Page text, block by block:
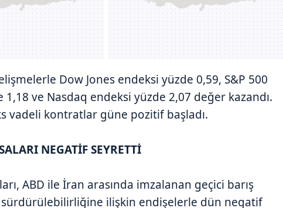
Dow Jones endeksi yüzde 0,59, S&P 500
1,18 ve Nasdaq endeksi yüzde 2,07 değer kazandı.
vadeli kontratlar güne pozitif başladı.
NEGATİF SEYRETTİ
ABD ile İran arasında imzalanan geçici barış
sürdürülebilirliğine ilişkin endişelerle dün negatif